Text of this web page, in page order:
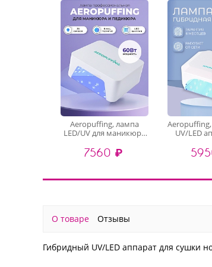
Aeropuffing, лампа
LED/UV для маникюра
профессиональная V60,
60Вт
7560 ₽
UV/LED
Nail Lamp"
О товаре Отзывы
Гибридный UV/LED аппарат для сушки